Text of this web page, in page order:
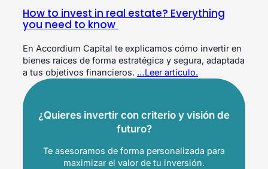
How to invest in real estate? Everything
you need to know
En Accordium Capital te explicamos cómo invertir en
bienes raíces de forma estratégica y segura, adaptada
a tus objetivos financieros. …Leer artículo.
¿Quieres invertir con criterio y visión de
futuro?
Te asesoramos de forma personalizada para
maximizar el valor de tu inversión.